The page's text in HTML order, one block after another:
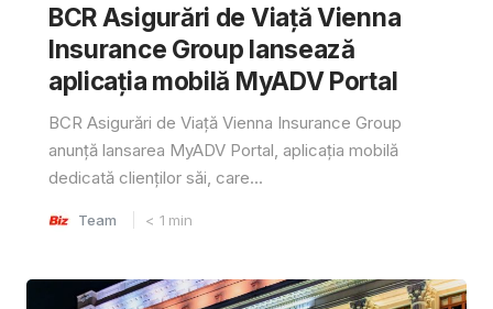
BCR Asigurări de Viață Vienna
Insurance Group lansează
aplicația mobilă MyADV Portal
BCR Asigurări de Viață Vienna Insurance Group
anunță lansarea MyADV Portal, aplicația mobilă
dedicată clienților săi, care...
Team < 1 min